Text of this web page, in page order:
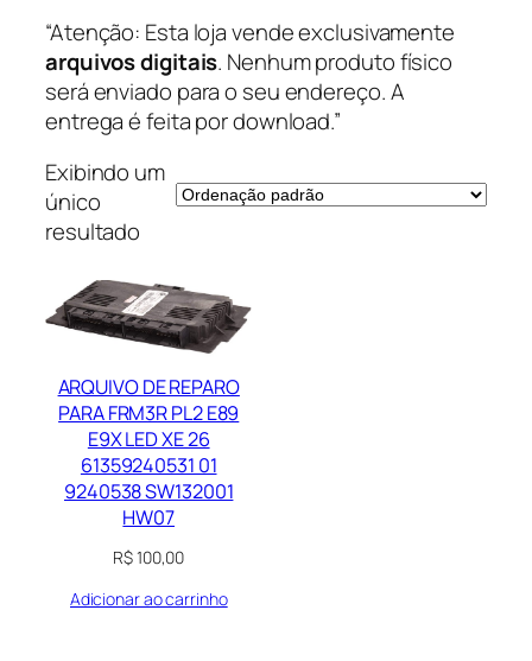
“Atenção: Esta loja vende exclusivamente
arquivos digitais. Nenhum produto físico
será enviado para o seu endereço. A
entrega é feita por download.”
Exibindo um
único
resultado
ARQUIVO DE REPARO
PARA FRM3R PL2 E89
E9X LED XE 26
61359240531 01
9240538 SW132001
HW07
R$100,00
Adicionar ao carrinho